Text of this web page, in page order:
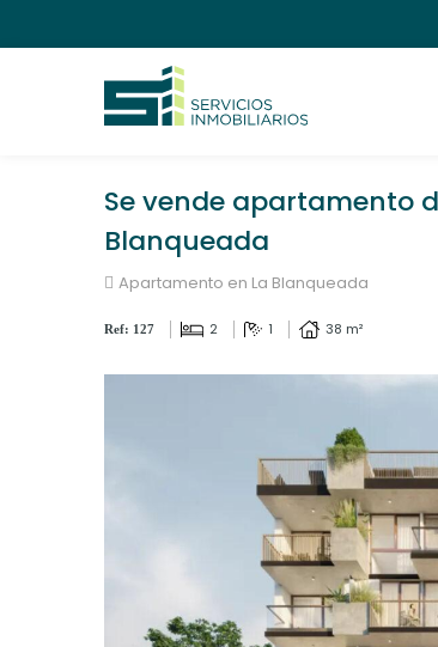
Se vende apartamento
Blanqueada
Apartamento en La Blanqueada
Ref: 127 2 1 38 m²